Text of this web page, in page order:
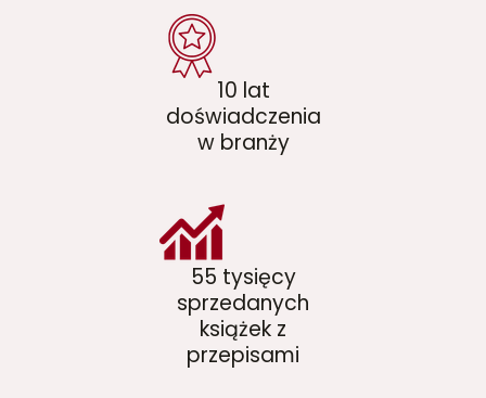
10 lat
doświadczenia
w branży
55 tysięcy
sprzedanych
książek z
przepisami